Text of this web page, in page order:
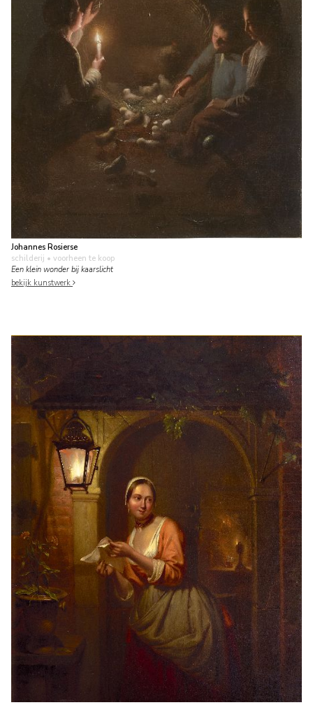
Johannes Rosierse
schilderij • voorheen te koop
Een klein wonder bij kaarslicht
bekijk kunstwerk